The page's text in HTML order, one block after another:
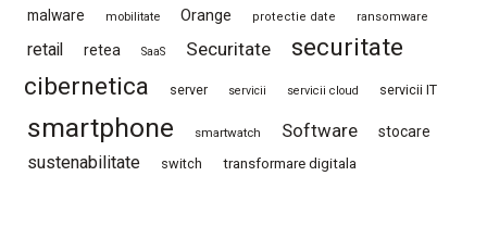
malware mobilitate Orange protectie date ransomware
retail retea SaaS Securitate
securitate
cibernetica
server servicii servicii cloud servicii IT
smartphone smartwatch Software stocare
sustenabilitate switch transformare digitala